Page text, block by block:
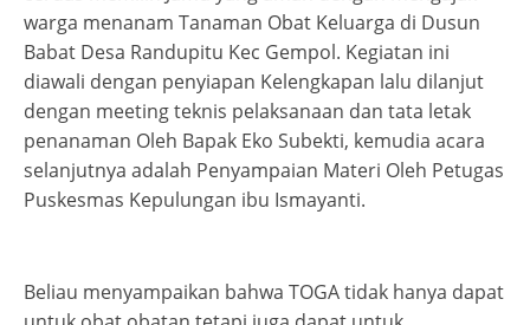
warga menanam Tanaman Obat Keluarga di Dusun
Babat Desa Randupitu Kec Gempol. Kegiatan ini
diawali dengan penyiapan Kelengkapan lalu dilanjut
dengan meeting teknis pelaksanaan dan tata letak
penanaman Oleh Bapak Eko Subekti, kemudia acara
selanjutnya adalah Penyampaian Materi Oleh Petugas
Puskesmas Kepulungan ibu Ismayanti.
Beliau menyampaikan bahwa TOGA tidak hanya dapat